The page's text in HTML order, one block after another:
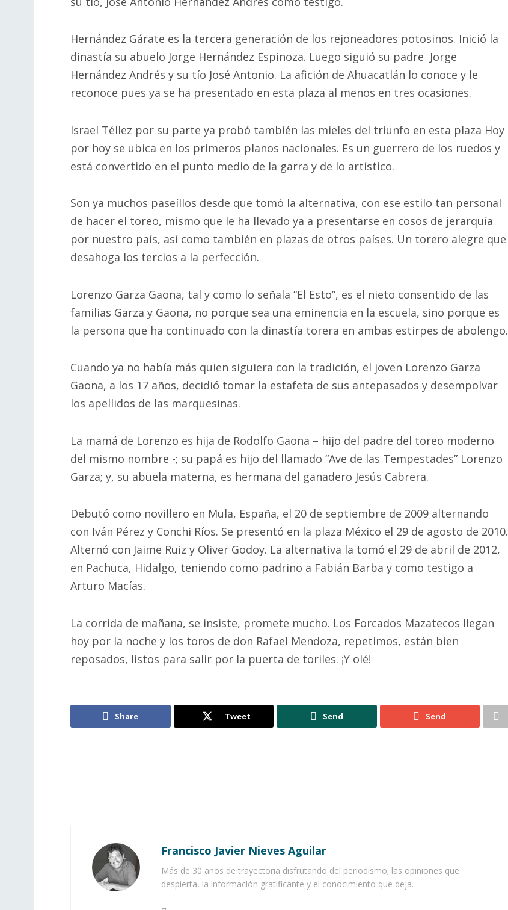
Hernández Gárate es la tercera generación de los rejoneadores potosinos. Inició la
dinastía su abuelo Jorge Hernández Espinoza. Luego siguió su padre Jorge
Hernández Andrés y su tío José Antonio. La afición de Ahuacatlán lo conoce y le
reconoce pues ya se ha presentado en esta plaza al menos en tres ocasiones.
Israel Téllez por su parte ya probó también las mieles del triunfo en esta plaza Hoy
por hoy se ubica en los primeros planos nacionales. Es un guerrero de los ruedos y
está convertido en el punto medio de la garra y de lo artístico.
Son ya muchos paseíllos desde que tomó la alternativa, con ese estilo tan personal
de hacer el toreo, mismo que le ha llevado ya a presentarse en cosos de jerarquía
por nuestro país, así como también en plazas de otros países. Un torero alegre que
desahoga los tercios a la perfección.
Lorenzo Garza Gaona, tal y como lo señala “El Esto”, es el nieto consentido de las
familias Garza y Gaona, no porque sea una eminencia en la escuela, sino porque es
la persona que ha continuado con la dinastía torera en ambas estirpes de abolengo.
Cuando ya no había más quien siguiera con la tradición, el joven Lorenzo Garza
Gaona, a los 17 años, decidió tomar la estafeta de sus antepasados y desempolvar
los apellidos de las marquesinas.
La mamá de Lorenzo es hija de Rodolfo Gaona – hijo del padre del toreo moderno
del mismo nombre -; su papá es hijo del llamado “Ave de las Tempestades” Lorenzo
Garza; y, su abuela materna, es hermana del ganadero Jesús Cabrera.
Debutó como novillero en Mula, España, el 20 de septiembre de 2009 alternando
con Iván Pérez y Conchi Ríos. Se presentó en la plaza México el 29 de agosto de 2010.
Alternó con Jaime Ruiz y Oliver Godoy. La alternativa la tomó el 29 de abril de 2012,
en Pachuca, Hidalgo, teniendo como padrino a Fabián Barba y como testigo a
Arturo Macías.
La corrida de mañana, se insiste, promete mucho. Los Forcados Mazatecos llegan
hoy por la noche y los toros de don Rafael Mendoza, repetimos, están bien
reposados, listos para salir por la puerta de toriles. ¡Y olé!
Share Tweet Send Send
Francisco Javier Nieves Aguilar
Más de 30 años de trayectoria disfrutando del periodismo; las opiniones que
despierta, la información gratificante y el conocimiento que deja.